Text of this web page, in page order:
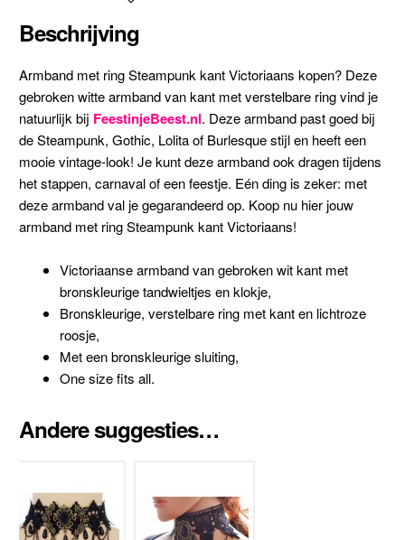
Beschrijving
Armband met ring Steampunk kant Victoriaans kopen? Deze
gebroken witte armband van kant met verstelbare ring vind je
natuurlijk bij FeestinjeBeest.nl. Deze armband past goed bij
de Steampunk, Gothic, Lolita of Burlesque stijl en heeft een
mooie vintage-look! Je kunt deze armband ook dragen tijdens
het stappen, carnaval of een feestje. Eén ding is zeker: met
deze armband val je gegarandeerd op. Koop nu hier jouw
armband met ring Steampunk kant Victoriaans!
Victoriaanse armband van gebroken wit kant met
bronskleurige tandwieltjes en klokje,
Bronskleurige, verstelbare ring met kant en lichtroze
roosje,
Met een bronskleurige sluiting,
One size fits all.
Andere suggesties…